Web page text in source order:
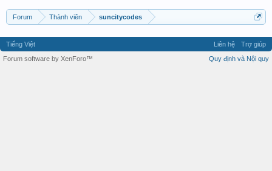
Forum Thành viên suncitycodes
Tiếng Việt Liên hệ
Trợ giúp
Quy định và Nội quy
Forum software by XenForo™